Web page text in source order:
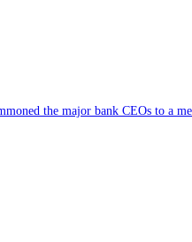
the major bank CEOs to a